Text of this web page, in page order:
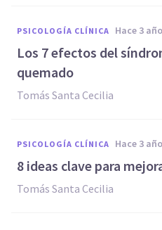
PSICOLOGÍA CLÍNICA hace 3
Los 7 efectos del
quemado
Tomás Santa Cecilia
PSICOLOGÍA CLÍNICA hace 3
8 ideas clave para
Tomás Santa Cecilia